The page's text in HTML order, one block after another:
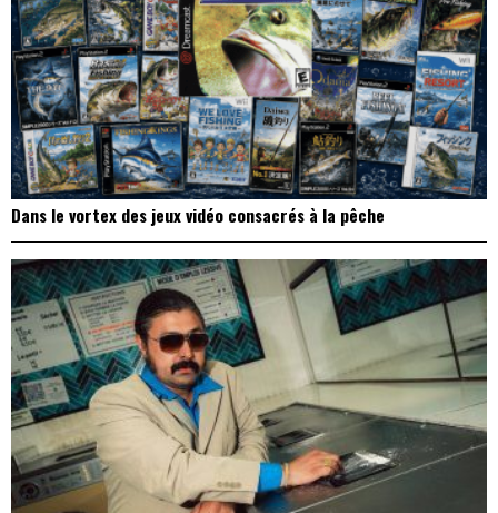
Dans le vortex des jeux vidéo consacrés à la pêche